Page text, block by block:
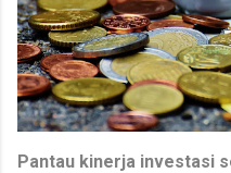
Pantau kinerja investasi